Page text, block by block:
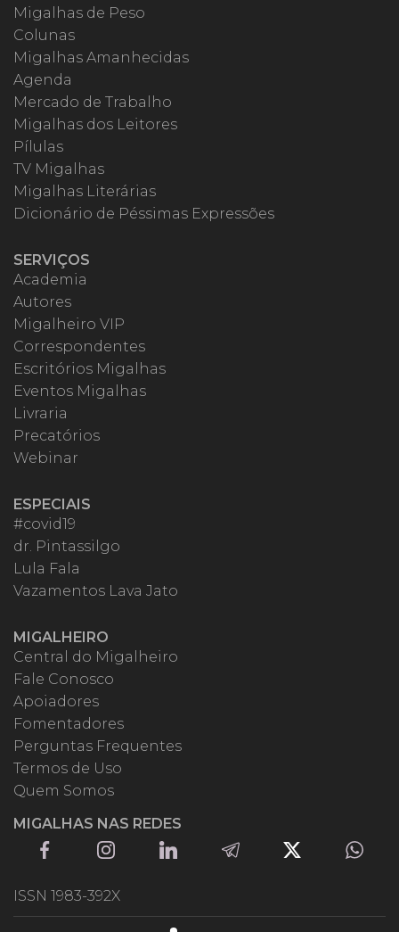
Migalhas de Peso
Colunas
Migalhas Amanhecidas
Agenda
Mercado de Trabalho
Migalhas dos Leitores
Pílulas
TV Migalhas
Migalhas Literárias
Dicionário de Péssimas Expressões
SERVIÇOS
Academia
Autores
Migalheiro VIP
Correspondentes
Escritórios Migalhas
Eventos Migalhas
Livraria
Precatórios
Webinar
ESPECIAIS
#covid19
dr. Pintassilgo
Lula Fala
Vazamentos Lava Jato
MIGALHEIRO
Central do Migalheiro
Fale Conosco
Apoiadores
Fomentadores
Perguntas Frequentes
Termos de Uso
Quem Somos
MIGALHAS NAS REDES
ISSN 1983-392X